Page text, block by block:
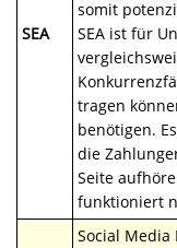
SEA
somit
SEA ist für
tragen
benötigen.
die
Seite
funktioniert
Social